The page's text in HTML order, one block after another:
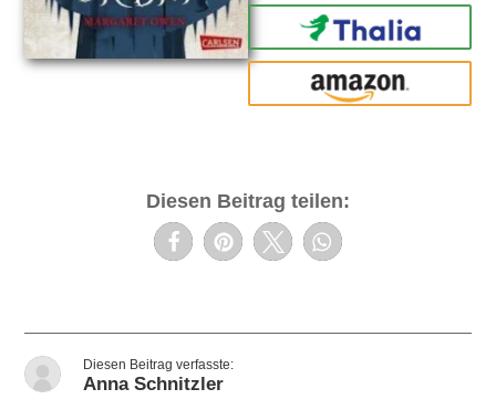
Thalia
amazon
Diesen Beitrag teilen:
Anna Schnitzler